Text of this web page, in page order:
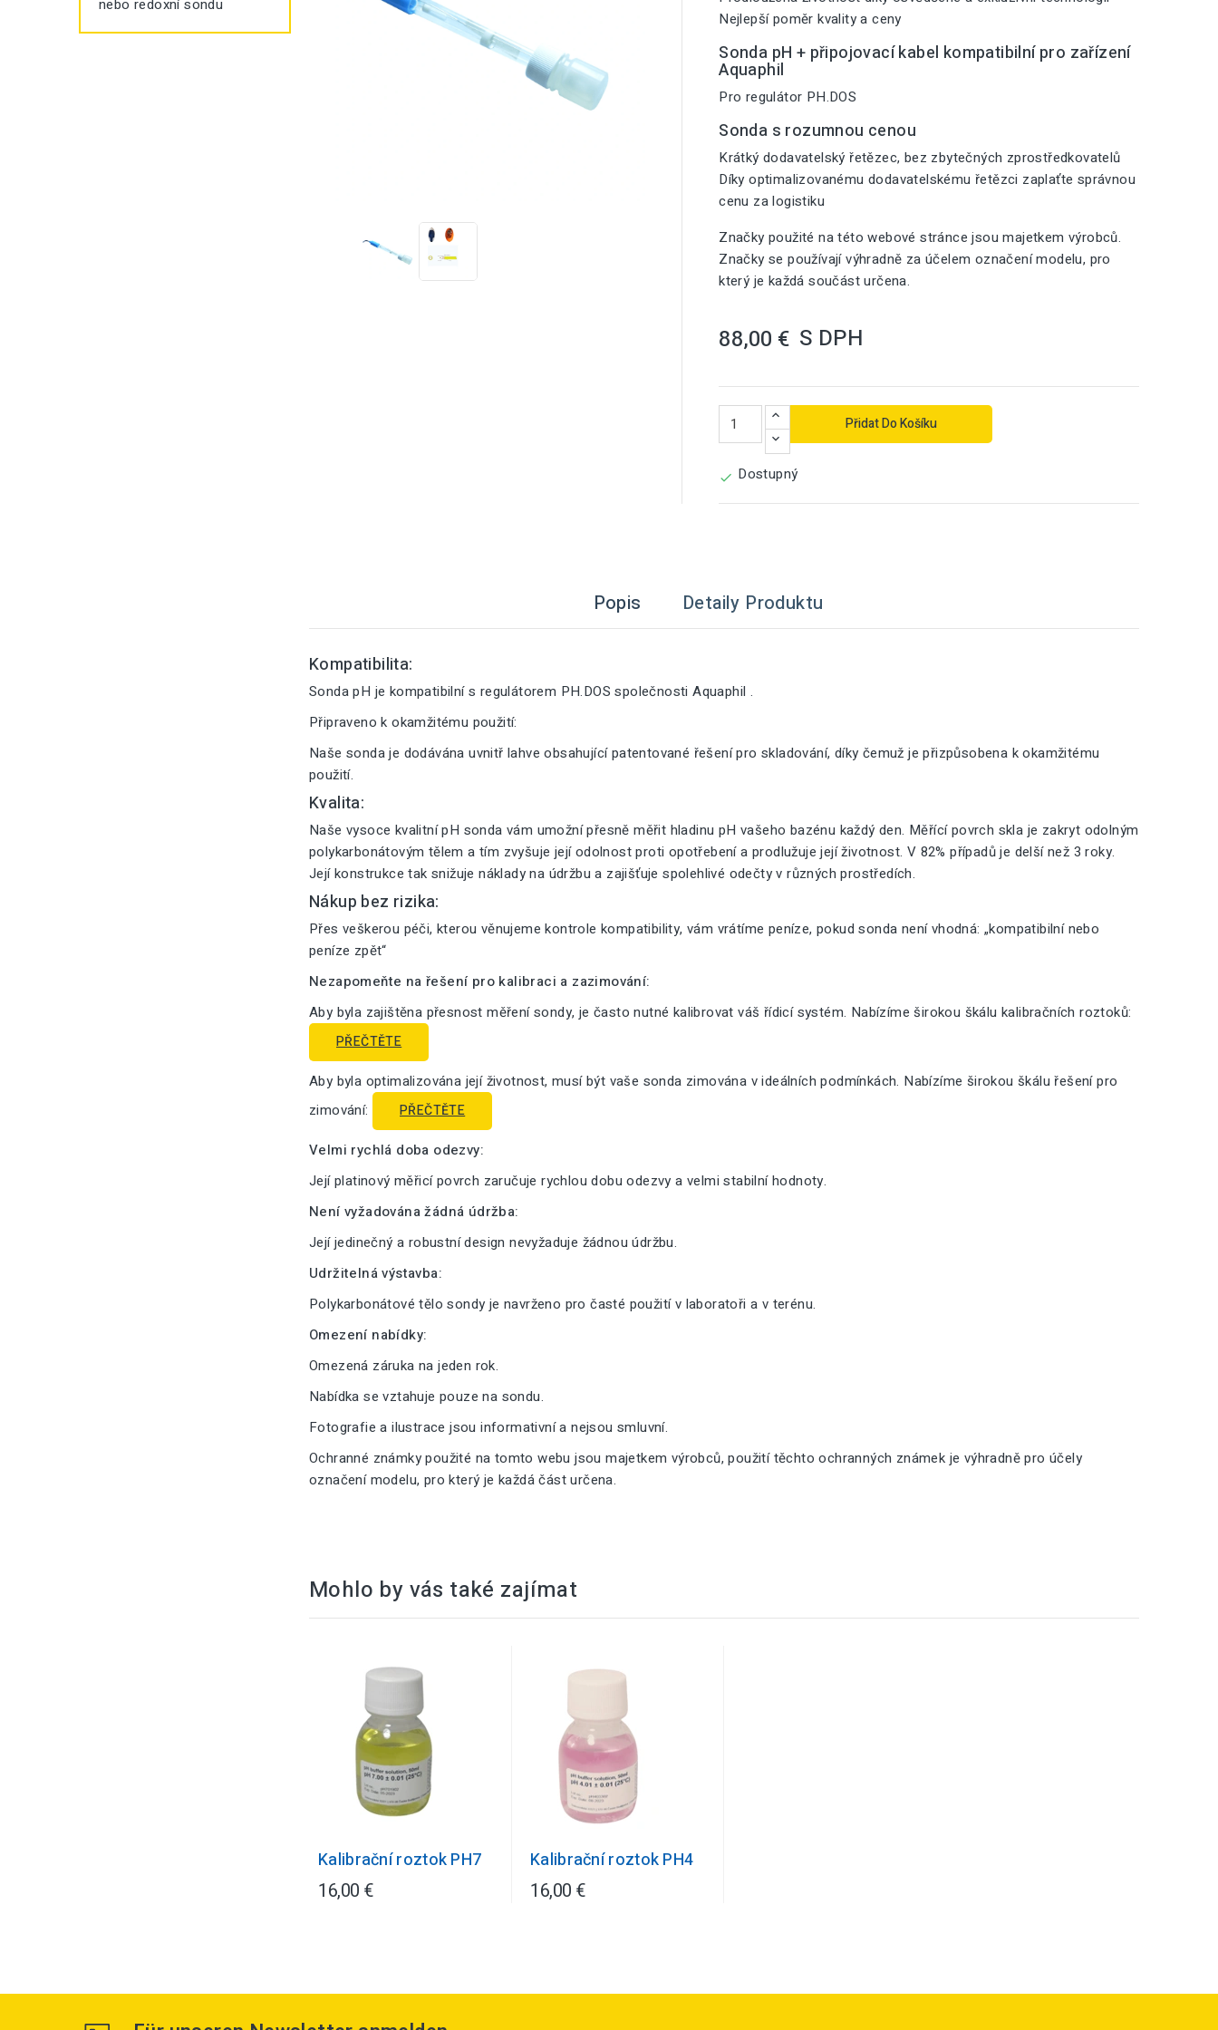
nebo redoxní sondu
Nejlepší poměr kvality a ceny
Sonda pH + připojovací kabel kompatibilní pro zařízení
Aquaphil
Pro regulátor PH.DOS
Sonda s rozumnou cenou
Krátký dodavatelský řetězec, bez zbytečných zprostředkovatelů
Díky optimalizovanému dodavatelskému řetězci zaplaťte správnou
cenu za logistiku
Značky použité na této webové stránce jsou majetkem výrobců.
Značky se používají výhradně za účelem označení modelu, pro
který je každá součást určena.
88,00 € S DPH
Přidat Do Košíku
 Dostupný
Popis Detaily Produktu
Kompatibilita:
Sonda pH je kompatibilní s regulátorem PH.DOS společnosti Aquaphil .
Připraveno k okamžitému použití:
Naše sonda je dodávána uvnitř lahve obsahující patentované řešení pro skladování, díky čemuž je přizpůsobena k okamžitému
použití.
Kvalita:
Naše vysoce kvalitní pH sonda vám umožní přesně měřit hladinu pH vašeho bazénu každý den. Měřící povrch skla je zakryt odolným
polykarbonátovým tělem a tím zvyšuje její odolnost proti opotřebení a prodlužuje její životnost. V 82% případů je delší než 3 roky.
Její konstrukce tak snižuje náklady na údržbu a zajišťuje spolehlivé odečty v různých prostředích.
Nákup bez rizika:
Přes veškerou péči, kterou věnujeme kontrole kompatibility, vám vrátíme peníze, pokud sonda není vhodná: „kompatibilní nebo
peníze zpět“
Nezapomeňte na řešení pro kalibraci a zazimování:
Aby byla zajištěna přesnost měření sondy, je často nutné kalibrovat váš řídicí systém. Nabízíme širokou škálu kalibračních roztoků:
PŘEČTĚTE
Aby byla optimalizována její životnost, musí být vaše sonda zimována v ideálních podmínkách. Nabízíme širokou škálu řešení pro
zimování:
PŘEČTĚTE
Velmi rychlá doba odezvy:
Její platinový měřicí povrch zaručuje rychlou dobu odezvy a velmi stabilní hodnoty.
Není vyžadována žádná údržba:
Její jedinečný a robustní design nevyžaduje žádnou údržbu.
Udržitelná výstavba:
Polykarbonátové tělo sondy je navrženo pro časté použití v laboratoři a v terénu.
Omezení nabídky:
Omezená záruka na jeden rok.
Nabídka se vztahuje pouze na sondu.
Fotografie a ilustrace jsou informativní a nejsou smluvní.
Ochranné známky použité na tomto webu jsou majetkem výrobců, použití těchto ochranných známek je výhradně pro účely
označení modelu, pro který je každá část určena.
Mohlo by vás také zajímat
Kalibrační roztok PH7
16,00 €
Kalibrační roztok PH4
16,00 €